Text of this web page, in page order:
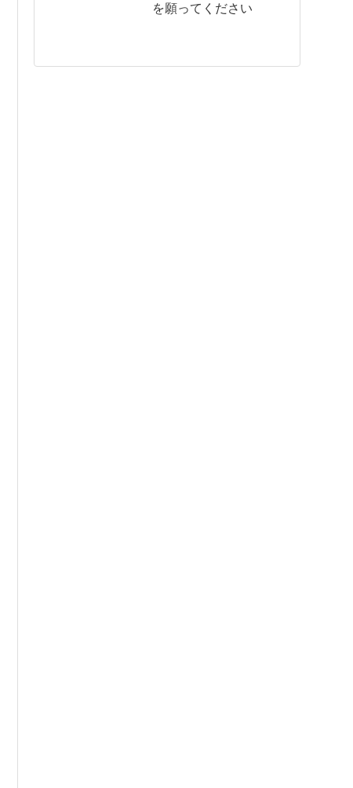
を願ってください